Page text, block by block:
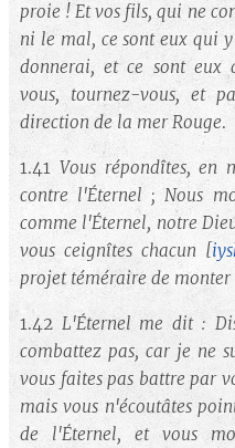
proie ! Et vos fils, qui ne
ni le mal, ce sont eux qui
donnerai, et ce sont eux
vous, tournez-vous, et
direction de la mer Rouge.
1.41 Vous répondîtes, en
contre l'Éternel ; Nous
comme l'Éternel, notre
vous ceignîtes chacun [
projet téméraire de
1.42 L'Éternel me dit :
combattez pas, car je ne
vous faites pas battre par
mais vous n'écoutâtes
de l'Éternel, et vous